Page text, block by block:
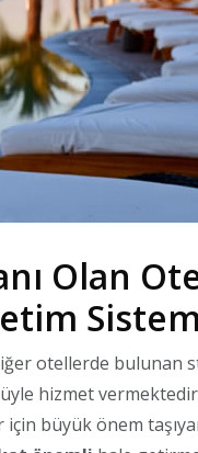
Olan
otellerde bulunan
hizmet
büyük önem